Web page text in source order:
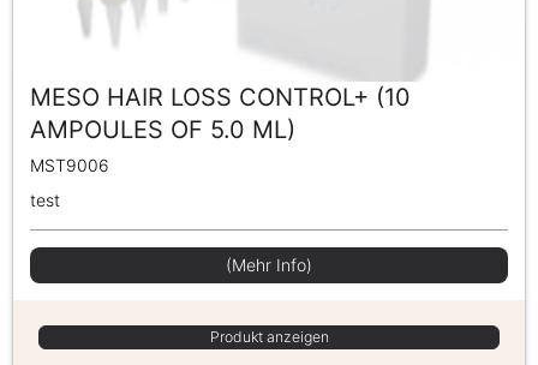
MESO HAIR LOSS CONTROL+ (10
AMPOULES OF 5.0 ML)
MST9006
test
(Mehr Info)
Produkt anzeigen